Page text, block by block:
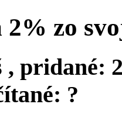
zo
, pridané:
?